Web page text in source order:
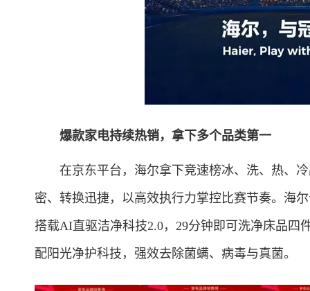
爆款家电持续热销，拿下多个品类第一
在京东平台，海尔拿下竞速榜冰、洗、热、冷
密、转换迅捷，以高效执行力掌控比赛节奏。海
搭载AI直驱洁净科技2.0，29分钟即可洗净床品四
配阳光净护科技，强效去除菌螨、病毒与真菌。